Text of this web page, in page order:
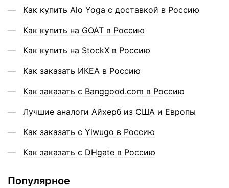
Как купить Alo Yoga с доставкой в Россию
Как купить на GOAT в Россию
Как купить на StockX в Россию
Как заказать ИКЕА в Россию
Как заказать с Banggood.com в Россию
Лучшие аналоги Айхерб из США и Европы
Как заказать с Yiwugo в Россию
Как заказать с DHgate в Россию
Популярное